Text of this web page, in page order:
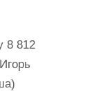
8 812